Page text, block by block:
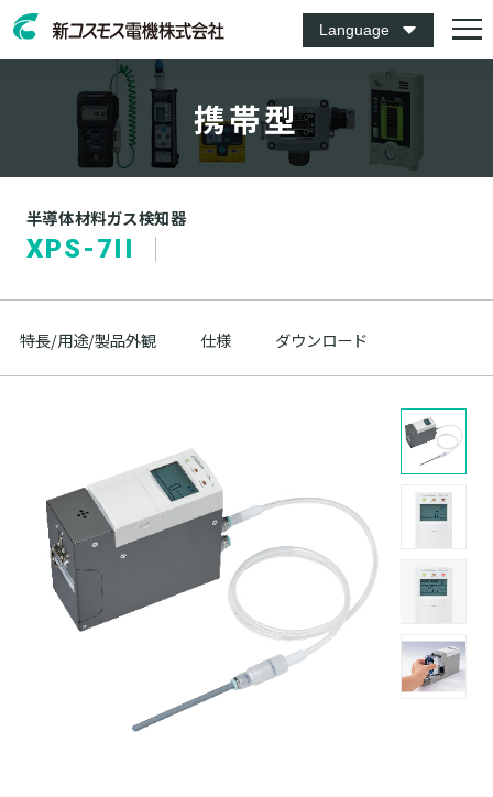
Language
携帯型
半導体材料ガス検知器
XPS-7II
特長/用途/製品外観 仕様 ダウンロード